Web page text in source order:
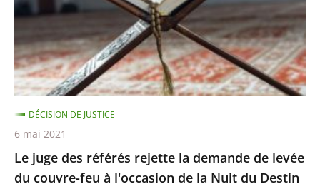
la
demande
de
levée
du
couvre-
feu
à
l'occasion
Le juge des référés rejette la demande de levée
du couvre-feu à l'occasion de la Nuit du Destin
DÉCISION DE JUSTICE
6 mai 2021